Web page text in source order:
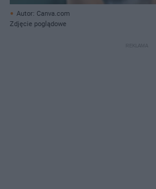
Autor: Canva.com
Zdjęcie poglądowe